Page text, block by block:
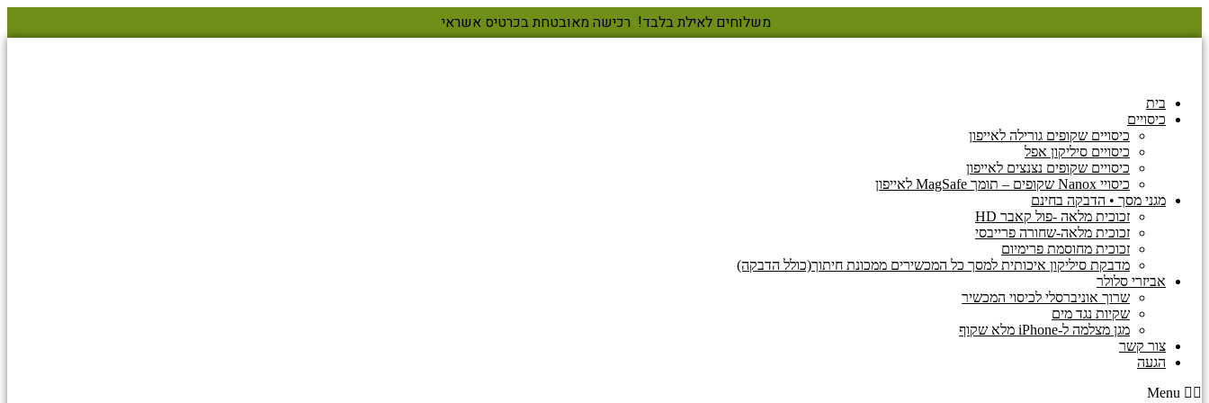
משלוחים לאילת בלבד! רכישה מאובטחת בכרטיס אשראי
בית
כיסויים
כיסויים שקופים גורילה לאייפון
כיסויים סיליקון אפל
כיסויים שקופים נצנצים לאייפון
כיסויי Nanox שקופים – תומך MagSafe לאייפון
מגני מסך • הדבקה בחינם
זכוכית מלאה -פול קאבר HD
זכוכית מלאה-שחורה פרייבסי
זכוכית מחוסמת פרימיום
מדבקת סיליקון איכותית למסך כל המכשירים ממכונת חיתוך(כולל הדבקה)
אביזרי סלולר
שרוך אוניברסלי לכיסוי המכשיר
שקיות נגד מים
מגן מצלמה ל-iPhone מלא שקוף
צור קשר
הגעה
Menu